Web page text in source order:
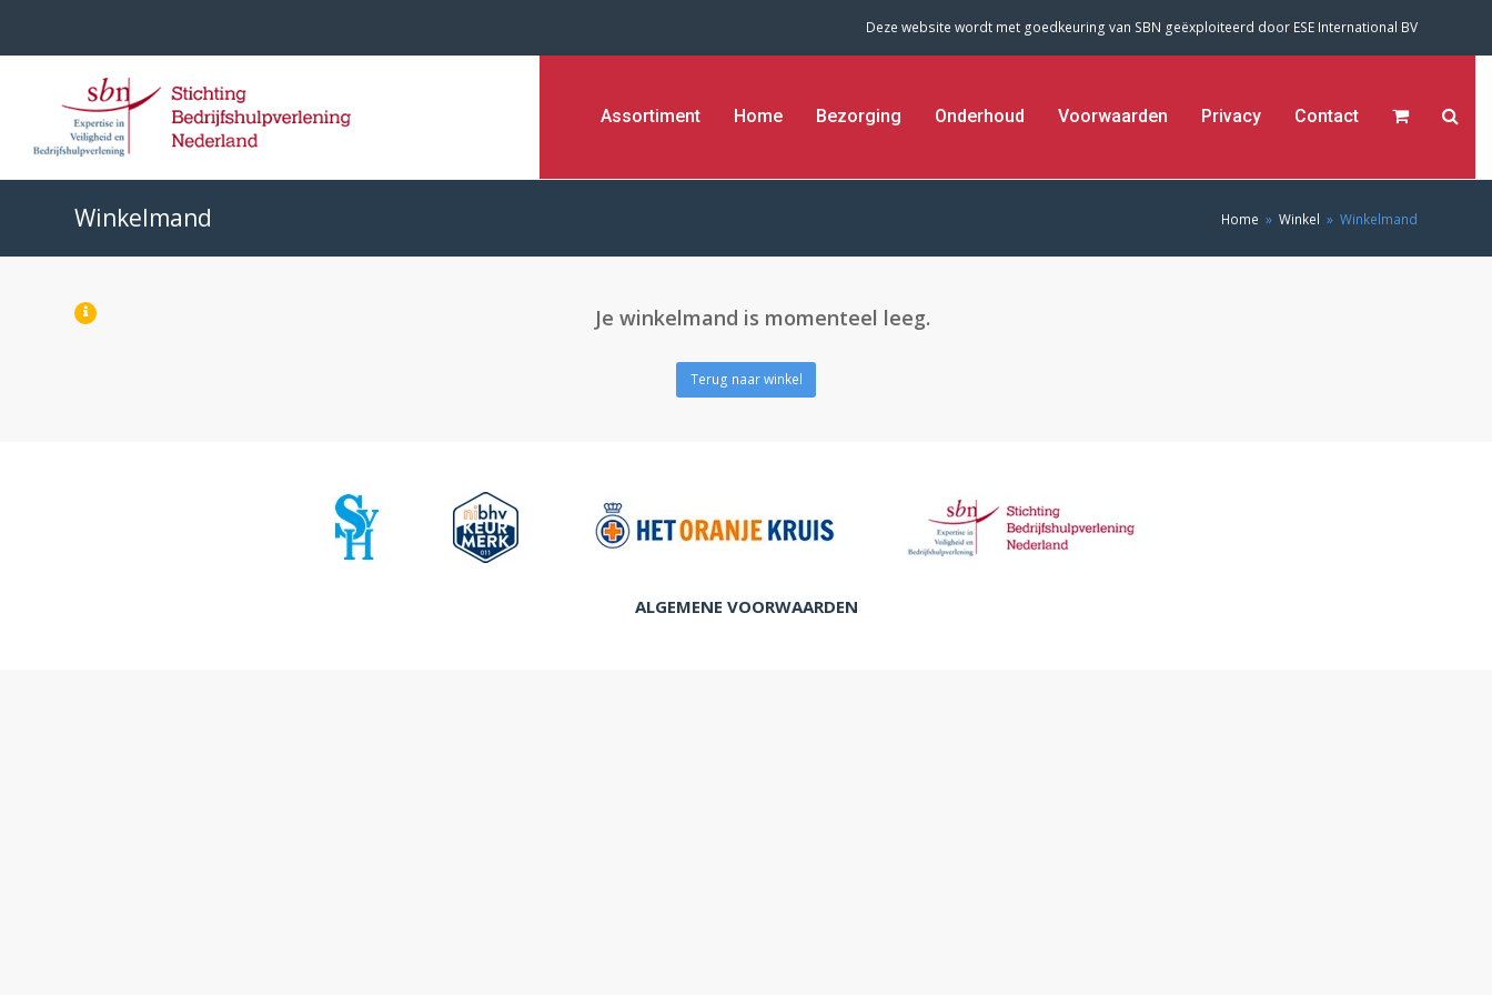
Deze website wordt met goedkeuring van SBN geëxploiteerd door ESE International BV
Assortiment Home Bezorging Onderhoud Voorwaarden Privacy Contact
Winkelmand Home » Winkel » Winkelmand
Je winkelmand is momenteel leeg.
Terug naar winkel
ALGEMENE VOORWAARDEN